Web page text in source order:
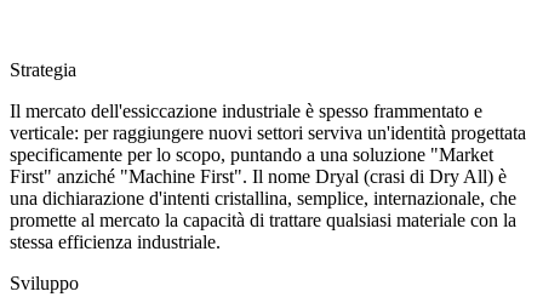
Strategia
Il mercato dell'essiccazione industriale è spesso frammentato e
verticale: per raggiungere nuovi settori serviva un'identità progettata
specificamente per lo scopo, puntando a una soluzione "Market
First" anziché "Machine First". Il nome Dryal (crasi di Dry All) è
una dichiarazione d'intenti cristallina, semplice, internazionale, che
promette al mercato la capacità di trattare qualsiasi materiale con la
stessa efficienza industriale.
Sviluppo